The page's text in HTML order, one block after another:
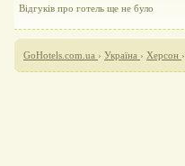
Відгуків про готель ще не було
GoHotels.com.ua › Україна › Херсон ›